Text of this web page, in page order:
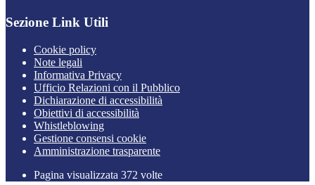
Sezione Link Utili
Cookie policy
Note legali
Informativa Privacy
Ufficio Relazioni con il Pubblico
Dichiarazione di accessibilità
Obiettivi di accessibilità
Whistleblowing
Gestione consensi cookie
Amministrazione trasparente
Pagina visualizzata 372 volte